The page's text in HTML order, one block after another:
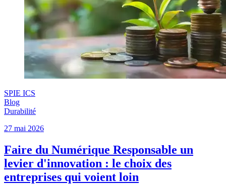
SPIE ICS
Blog
Durabilité
27 mai 2026
Faire du Numérique Responsable un
levier d'innovation : le choix des
entreprises qui voient loin